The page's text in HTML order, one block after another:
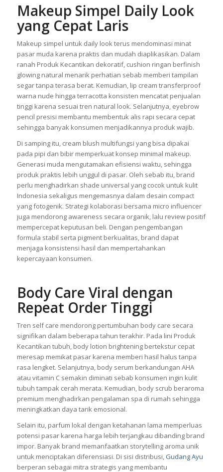
Makeup Simpel Daily Look
yang Cepat Laris
Makeup simpel untuk daily look terus mendominasi minat
pasar muda karena praktis dan mudah diaplikasikan. Dalam
ranah Produk Kecantikan dekoratif, cushion ringan berfinish
glowing natural menarik perhatian sebab memberi tampilan
segar tanpa terasa berat. Kemudian, lip cream transferproof
warna nude hingga terracotta konsisten mencatat penjualan
tinggi karena sesuai tren natural look. Selanjutnya, eyebrow
pencil presisi membantu membentuk alis rapi secara cepat
sehingga banyak konsumen menjadikannya produk wajib.
Di samping itu, cream blush multifungsi yang bisa dipakai
pada pipi dan bibir memperkuat konsep minimal makeup.
Generasi muda mengutamakan efisiensi waktu, sehingga
produk praktis lebih unggul di pasar. Oleh sebab itu, brand
perlu menghadirkan shade universal yang cocok untuk kulit
Indonesia sekaligus mengemasnya dalam desain compact
yang fotogenik. Strategi kolaborasi bersama micro influencer
juga mendorong awareness secara organik, lalu review positif
mempercepat keputusan beli. Dengan pengembangan
formula stabil serta pigment berkualitas, brand dapat
menjaga konsistensi hasil dan mempertahankan
kepercayaan konsumen.
Body Care Viral dengan
Repeat Order Tinggi
Tren self care mendorong pertumbuhan body care secara
signifikan dalam beberapa tahun terakhir. Pada lini Produk
Kecantikan tubuh, body lotion brightening bertekstur cepat
meresap memikat pasar karena memberi hasil halus tanpa
rasa lengket. Selanjutnya, body serum berkandungan AHA
atau vitamin C semakin diminati sebab konsumen ingin kulit
tubuh tampak cerah merata. Kemudian, body scrub beraroma
premium menghadirkan pengalaman spa di rumah sehingga
meningkatkan daya tarik emosional.
Selain itu, parfum lokal dengan ketahanan lama memperluas
potensi pasar karena harga lebih terjangkau dibanding brand
impor. Banyak brand memanfaatkan storytelling aroma unik
untuk menciptakan diferensiasi. Di sisi distribusi,Gudang Ayu
berperan sebagai mitra strategis yang membantu